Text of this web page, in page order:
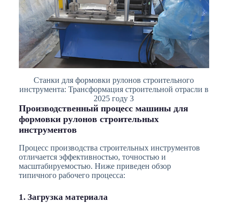
Станки для формовки рулонов строительного
инструмента: Трансформация строительной отрасли в
2025 году 3
Производственный процесс машины для
формовки рулонов строительных
инструментов
Процесс производства строительных инструментов
отличается эффективностью, точностью и
масштабируемостью. Ниже приведен обзор
типичного рабочего процесса:
1. Загрузка материала